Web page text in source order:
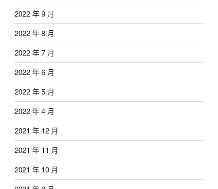
2022 年 9 月
2022 年 8 月
2022 年 7 月
2022 年 6 月
2022 年 5 月
2022 年 4 月
2021 年 12 月
2021 年 11 月
2021 年 10 月